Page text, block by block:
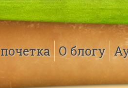
О блогу